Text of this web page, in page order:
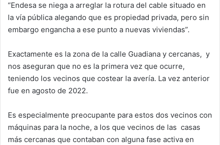
“Endesa se niega a arreglar la rotura del cable situado en
la vía pública alegando que es propiedad privada, pero sin
embargo engancha a ese punto a nuevas viviendas”.
Exactamente es la zona de la calle Guadiana y cercanas, y
nos aseguran que no es la primera vez que ocurre,
teniendo los vecinos que costear la avería. La vez anterior
fue en agosto de 2022.
Es especialmente preocupante para estos dos vecinos con
máquinas para la noche, a los que vecinos de las casas
más cercanas que contaban con alguna fase activa en